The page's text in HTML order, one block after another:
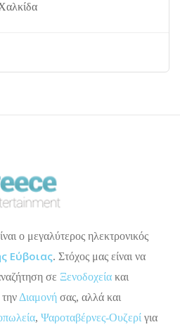
ο μεγαλύτερος ηλεκτρονικός
Εύβοιας. Στόχος μας είναι να
σε Ξενοδοχεία και
την Διαμονή σας, αλλά και
, Ψαροταβέρνες-Ουζερί για